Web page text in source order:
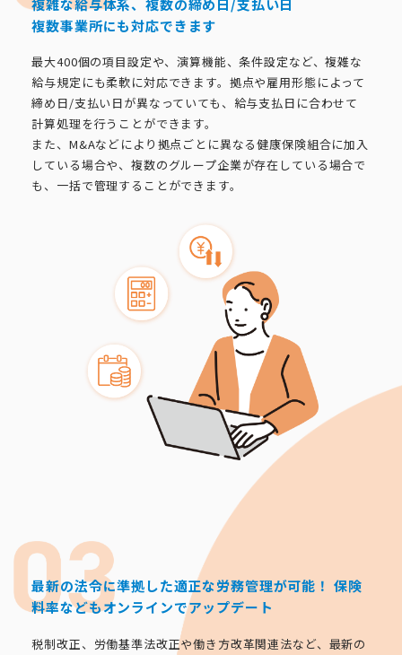
複雑な給与体系、複数の締め日/支払い日
複数事業所にも対応できます
最大400個の項目設定や、演算機能、条件設定など、複雑な
給与規定にも柔軟に対応できます。拠点や雇用形態によって
締め日/支払い日が異なっていても、給与支払日に合わせて
計算処理を行うことができます。
また、M&Aなどにより拠点ごとに異なる健康保険組合に加入
している場合や、複数のグループ企業が存在している場合で
も、一括で管理することができます。
最新の法令に準拠した適正な労務管理が可能！ 保険
料率などもオンラインでアップデート
税制改正、労働基準法改正や働き方改革関連法など、最新の